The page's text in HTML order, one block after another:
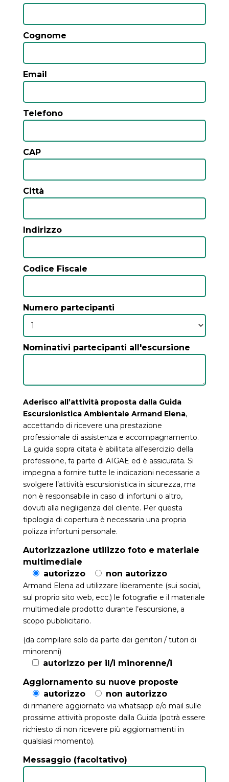
Cognome
Email
Telefono
CAP
Città
Indirizzo
Codice Fiscale
Numero partecipanti
Nominativi partecipanti all'escursione
Aderisco all’attività proposta dalla Guida
Escursionistica Ambientale Armand Elena,
accettando di ricevere una prestazione
professionale di assistenza e accompagnamento.
La guida sopra citata è abilitata all’esercizio della
professione, fa parte di AIGAE ed è assicurata. Si
impegna a fornire tutte le indicazioni necessarie a
svolgere l’attività escursionistica in sicurezza, ma
non è responsabile in caso di infortuni o altro,
dovuti alla negligenza del cliente. Per questa
tipologia di copertura è necessaria una propria
polizza infortuni personale.
Autorizzazione utilizzo foto e materiale
multimediale
autorizzo
non autorizzo
Armand Elena ad utilizzare liberamente (sui social,
sul proprio sito web, ecc.) le fotografie e il materiale
multimediale prodotto durante l’escursione, a
scopo pubblicitario.
(da compilare solo da parte dei genitori / tutori di
minorenni)
autorizzo per il/i minorenne/i
Aggiornamento su nuove proposte
autorizzo
non autorizzo
di rimanere aggiornato via whatsapp e/o mail sulle
prossime attività proposte dalla Guida (potrà essere
richiesto di non ricevere più aggiornamenti in
qualsiasi momento).
Messaggio (facoltativo)